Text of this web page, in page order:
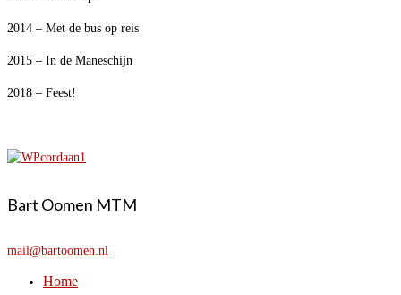
2014 – Met de bus op reis
2015 – In de Maneschijn
2018 – Feest!
Bart Oomen MTM
mail@bartoomen.nl
Home